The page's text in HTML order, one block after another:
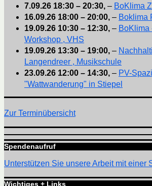
7.09.26 18:30 – 20:30, – BoKlima
16.09.26 18:00 – 20:00, – Boklima
19.09.26 10:30 – 12:30, – BoKlima
Workshop , VHS
19.09.26 13:30 – 19:00, –
Langendreer , Musikschule
23.09.26 12:00 – 14:30, – PV-
"Wattwanderung" in Stiepel
Zur Terminübersicht
Spendenaufruf
Unterstützen Sie unsere Arbeit mit einer
Wichtiges + Links